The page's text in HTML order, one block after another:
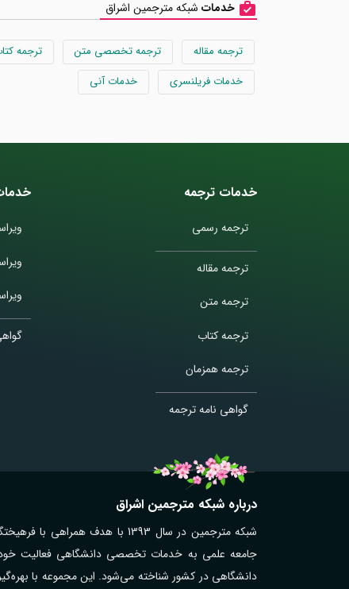
خدمات شبکه مترجمین اشراق
ترجمه مقاله ترجمه تخصصی متن ترجمه
خدمات فریلنسری
خدمات آنی
خدمات ترجمه
ترجمه رسمی
ترجمه مقاله
ترجمه متن
ترجمه کتاب
ترجمه همزمان
گواهی نامه ترجمه
درباره شبکه مترجمین اشراق
شبکه مترجمین در سال 1393 با هدف
جامعه علمی به خدمات تخصصی دانشگاهی فعالیت خود
دانشگاهی در کشور شناخته می‌شود. این مجموعه با